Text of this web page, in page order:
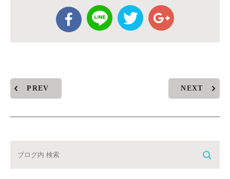
PREV NEXT